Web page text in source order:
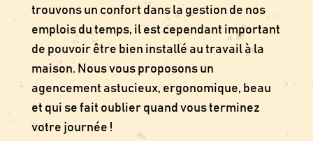
trouvons un confort dans la gestion de nos
emplois du temps, il est cependant important
de pouvoir être bien installé au travail à la
maison. Nous vous proposons un
agencement astucieux, ergonomique, beau
et qui se fait oublier quand vous terminez
votre journée !